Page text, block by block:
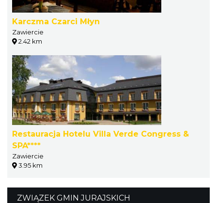
Karczma Czarci Młyn
Zawiercie
2.42 km
Restauracja Hotelu Villa Verde Congress &
SPA****
Zawiercie
3.95 km
ZWIĄZEK GMIN JURAJSKICH